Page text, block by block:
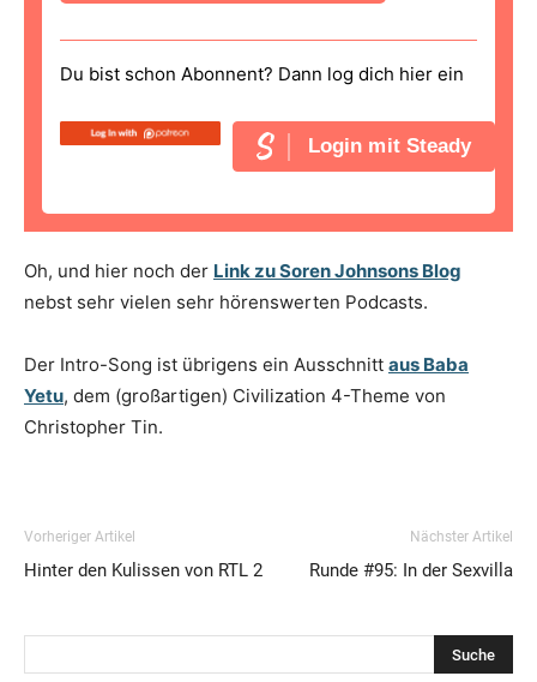
Du bist schon Abonnent? Dann log dich hier ein
Login mit Steady
Oh, und hier noch der Link zu Soren Johnsons Blog
nebst sehr vielen sehr hörenswerten Podcasts.
Der Intro-Song ist übrigens ein Ausschnitt aus Baba
Yetu, dem (großartigen) Civilization 4-Theme von
Christopher Tin.
Vorheriger Artikel
Hinter den Kulissen von RTL 2
Nächster Artikel
Runde #95: In der Sexvilla